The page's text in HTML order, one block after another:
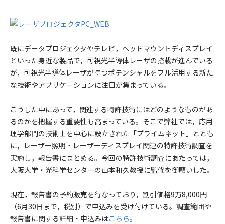
既にデータプロジェクタやテレビ，ヘッドマウントディスプレイ
といった身近な製品で，可視光半導体レーザの搭載が進んでいる
が，可視光半導体レーザが持つポテンシャルをフル活用する新た
な技術やアプリケーションに注目が集まっている。
こうした中にあって，関連する特許技術にはどのようなものがあ
るのかを把握する重要性も高まっている。そこで弊社では，応用
理学部門の技術士を中心に設立された「プライムネット」ととも
に，レーザー照明・レーザーディスプレイ関連の特許技術調査を
実施し，報告書にまとめる。今回の特許技術調査にあたっては，
大阪大学・光科学センターの山本和久教授に監修を御願いした。
現在，報告書の予約販売を行なっており，割引価格9万8,000円
（6月30日まで，税別）で申込みを受け付けている。調査範囲や
報告書に関する詳細・申込みはこちら。